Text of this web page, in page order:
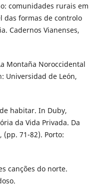
comunidades rurais em
das formas de controlo
Cadernos Vianenses,
Montaña Noroccidental
Universidad de León,
habitar. In Duby,
da Vida Privada. Da
(pp. 71-82). Porto:
canções do norte.